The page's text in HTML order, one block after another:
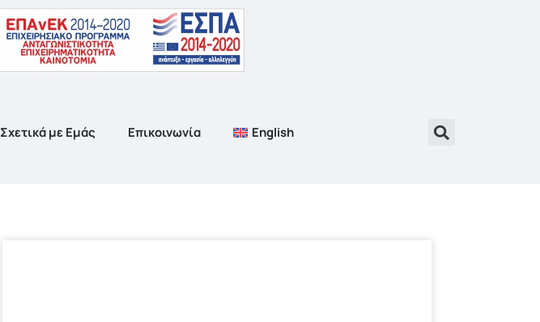
Σχετικά με Εμάς Επικοινωνία English